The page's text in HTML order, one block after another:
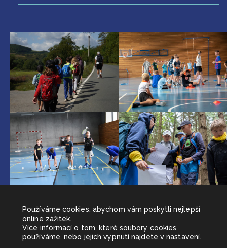
Galerie 1
Používáme cookies, abychom vám poskytli nejlepší
online zážitek.
Více informací o tom, které soubory cookies
používáme, nebo jejich vypnutí najdete vnastavení.